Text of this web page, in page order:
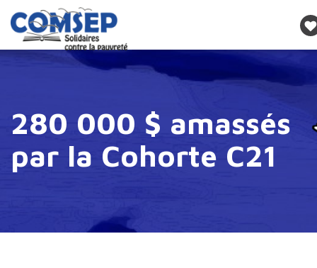
280 000 $ amassés
par la Cohorte C21